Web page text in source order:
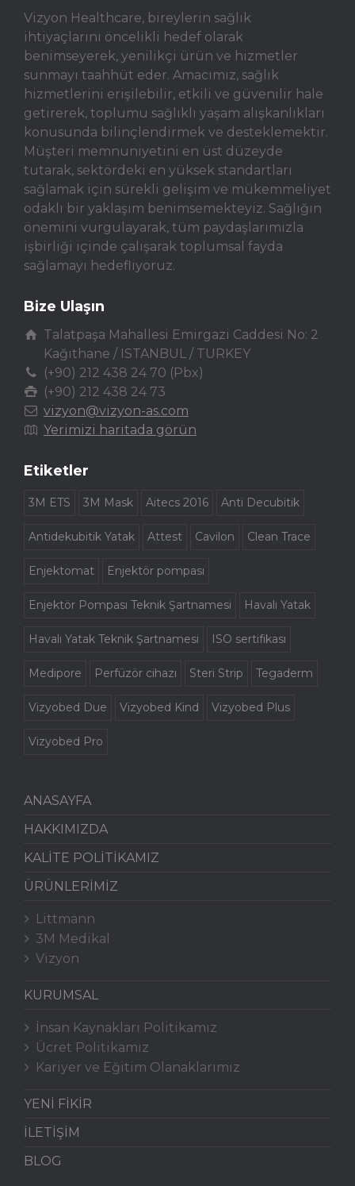
Vizyon Healthcare, bireylerin sağlık
ihtiyaçlarını öncelikli hedef olarak
benimseyerek, yenilikçi ürün ve hizmetler
sunmayı taahhüt eder. Amacımız, sağlık
hizmetlerini erişilebilir, etkili ve güvenilir hale
getirerek, toplumu sağlıklı yaşam alışkanlıkları
konusunda bilinçlendirmek ve desteklemektir.
Müşteri memnuniyetini en üst düzeyde
tutarak, sektördeki en yüksek standartları
sağlamak için sürekli gelişim ve mükemmeliyet
odaklı bir yaklaşım benimsemekteyiz. Sağlığın
önemini vurgulayarak, tüm paydaşlarımızla
işbirliği içinde çalışarak toplumsal fayda
sağlamayı hedefliyoruz.
Bize Ulaşın
Talatpaşa Mahallesi Emirgazi Caddesi No: 2
Kağıthane / ISTANBUL / TURKEY
(+90) 212 438 24 70 (Pbx)
(+90) 212 438 24 73
vizyon@vizyon-as.com
Yerimizi haritada görün
Etiketler
3M ETS 3M Mask Aitecs 2016 Anti Decubitik
Antidekubitik Yatak Attest Cavilon Clean Trace
Enjektomat Enjektör pompası
Enjektör Pompası Teknik Şartnamesi Havalı Yatak
Havalı Yatak Teknik Şartnamesi ISO sertifikası
Medipore Perfüzör cihazı Steri Strip Tegaderm
Vizyobed Due Vizyobed Kind Vizyobed Plus
Vizyobed Pro
ANASAYFA
HAKKIMIZDA
KALİTE POLİTİKAMIZ
ÜRÜNLERİMİZ
Littmann
3M Medikal
Vizyon
KURUMSAL
İnsan Kaynakları Politikamız
Ücret Politikamız
Kariyer ve Eğitim Olanaklarımız
YENİ FİKİR
İLETİŞİM
BLOG